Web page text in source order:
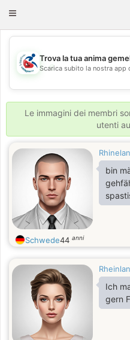
Toggle
💖
💕
Trova la tua anima
Scarica subito la nostra app
Le immagini dei membri
utenti
bin
Schwede44 anni
Ich
gern